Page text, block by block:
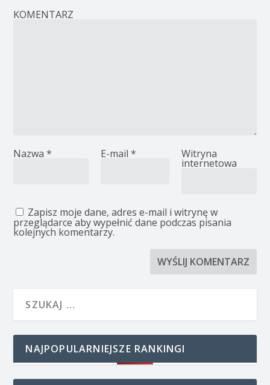
KOMENTARZ
Nazwa* E-mail * Witryna
internetowa
Zapisz moje dane, adres e-mail i witrynę w
przeglądarce aby wypełnić dane podczas pisania
kolejnych komentarzy.
NAJPOPULARNIEJSZE RANKINGI